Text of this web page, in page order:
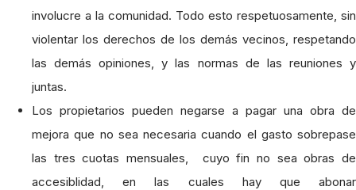
involucre a la comunidad. Todo esto respetuosamente, sin
violentar los derechos de los demás vecinos, respetando
las demás opiniones, y las normas de las reuniones y
juntas.
Los propietarios pueden negarse a pagar una obra de
mejora que no sea necesaria cuando el gasto sobrepase
las tres cuotas mensuales, cuyo fin no sea obras de
accesiblidad, en las cuales hay que abonar